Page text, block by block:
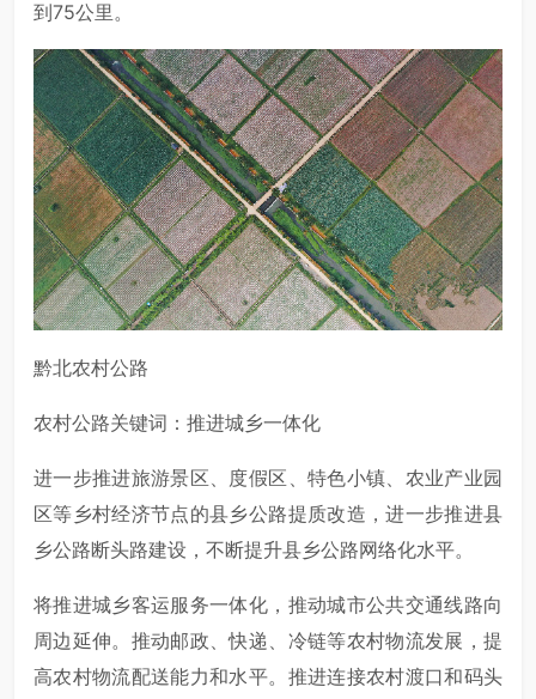
到75公里。
黔北农村公路
农村公路关键词：推进城乡一体化
进一步推进旅游景区、度假区、特色小镇、农业产业园
区等乡村经济节点的县乡公路提质改造，进一步推进县
乡公路断头路建设，不断提升县乡公路网络化水平。
将推进城乡客运服务一体化，推动城市公共交通线路向
周边延伸。推动邮政、快递、冷链等农村物流发展，提
高农村物流配送能力和水平。推进连接农村渡口和码头